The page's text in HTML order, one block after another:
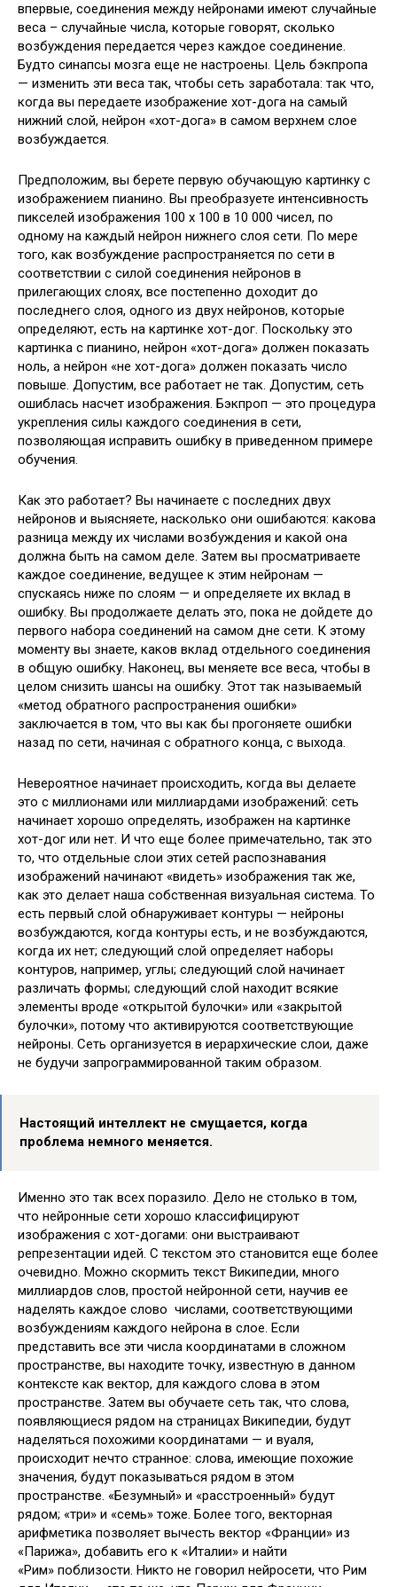
впервые, соединения между нейронами имеют случайные
веса – случайные числа, которые говорят, сколько
возбуждения передается через каждое соединение.
Будто синапсы мозга еще не настроены. Цель бэкпропа
— изменить эти веса так, чтобы сеть заработала: так что,
когда вы передаете изображение хот-дога на самый
нижний слой, нейрон «хот-дога» в самом верхнем слое
возбуждается.
Предположим, вы берете первую обучающую картинку с
изображением пианино. Вы преобразуете интенсивность
пикселей изображения 100 х 100 в 10 000 чисел, по
одному на каждый нейрон нижнего слоя сети. По мере
того, как возбуждение распространяется по сети в
соответствии с силой соединения нейронов в
прилегающих слоях, все постепенно доходит до
последнего слоя, одного из двух нейронов, которые
определяют, есть на картинке хот-дог. Поскольку это
картинка с пианино, нейрон «хот-дога» должен показать
ноль, а нейрон «не хот-дога» должен показать число
повыше. Допустим, все работает не так. Допустим, сеть
ошиблась насчет изображения. Бэкпроп — это процедура
укрепления силы каждого соединения в сети,
позволяющая исправить ошибку в приведенном примере
обучения.
Как это работает? Вы начинаете с последних двух
нейронов и выясняете, насколько они ошибаются: какова
разница между их числами возбуждения и какой она
должна быть на самом деле. Затем вы просматриваете
каждое соединение, ведущее к этим нейронам —
спускаясь ниже по слоям — и определяете их вклад в
ошибку. Вы продолжаете делать это, пока не дойдете до
первого набора соединений на самом дне сети. К этому
моменту вы знаете, каков вклад отдельного соединения
в общую ошибку. Наконец, вы меняете все веса, чтобы в
целом снизить шансы на ошибку. Этот так называемый
«метод обратного распространения ошибки»
заключается в том, что вы как бы прогоняете ошибки
назад по сети, начиная с обратного конца, с выхода.
Невероятное начинает происходить, когда вы делаете
это с миллионами или миллиардами изображений: сеть
начинает хорошо определять, изображен на картинке
хот-дог или нет. И что еще более примечательно, так это
то, что отдельные слои этих сетей распознавания
изображений начинают «видеть» изображения так же,
как это делает наша собственная визуальная система. То
есть первый слой обнаруживает контуры — нейроны
возбуждаются, когда контуры есть, и не возбуждаются,
когда их нет; следующий слой определяет наборы
контуров, например, углы; следующий слой начинает
различать формы; следующий слой находит всякие
элементы вроде «открытой булочки» или «закрытой
булочки», потому что активируются соответствующие
нейроны. Сеть организуется в иерархические слои, даже
не будучи запрограммированной таким образом.
Настоящий интеллект не смущается, когда
проблема немного меняется.
Именно это так всех поразило. Дело не столько в том,
что нейронные сети хорошо классифицируют
изображения с хот-догами: они выстраивают
репрезентации идей. С текстом это становится еще более
очевидно. Можно скормить текст Википедии, много
миллиардов слов, простой нейронной сети, научив ее
наделять каждое слово числами, соответствующими
возбуждениям каждого нейрона в слое. Если
представить все эти числа координатами в сложном
пространстве, вы находите точку, известную в данном
контексте как вектор, для каждого слова в этом
пространстве. Затем вы обучаете сеть так, что слова,
появляющиеся рядом на страницах Википедии, будут
наделяться похожими координатами — и вуаля,
происходит нечто странное: слова, имеющие похожие
значения, будут показываться рядом в этом
пространстве. «Безумный» и «расстроенный» будут
рядом; «три» и «семь» тоже. Более того, векторная
арифметика позволяет вычесть вектор «Франции» из
«Парижа», добавить его к «Италии» и найти
«Рим» поблизости. Никто не говорил нейросети, что Рим